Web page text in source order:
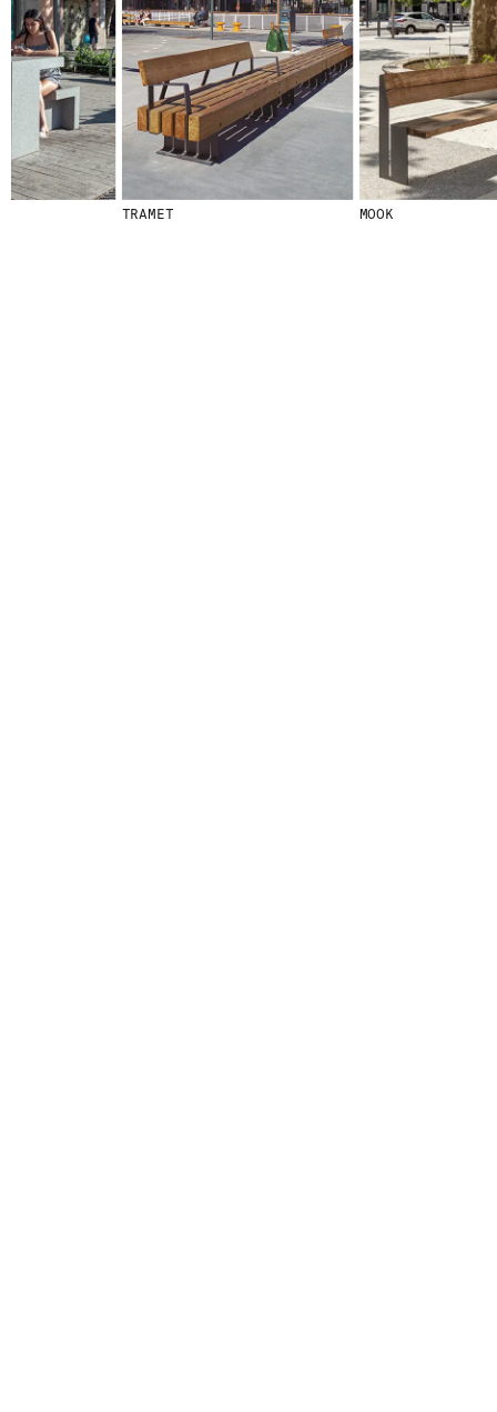
TRAMET MOOK
© 2026 ESCOFET 1886 S.A.